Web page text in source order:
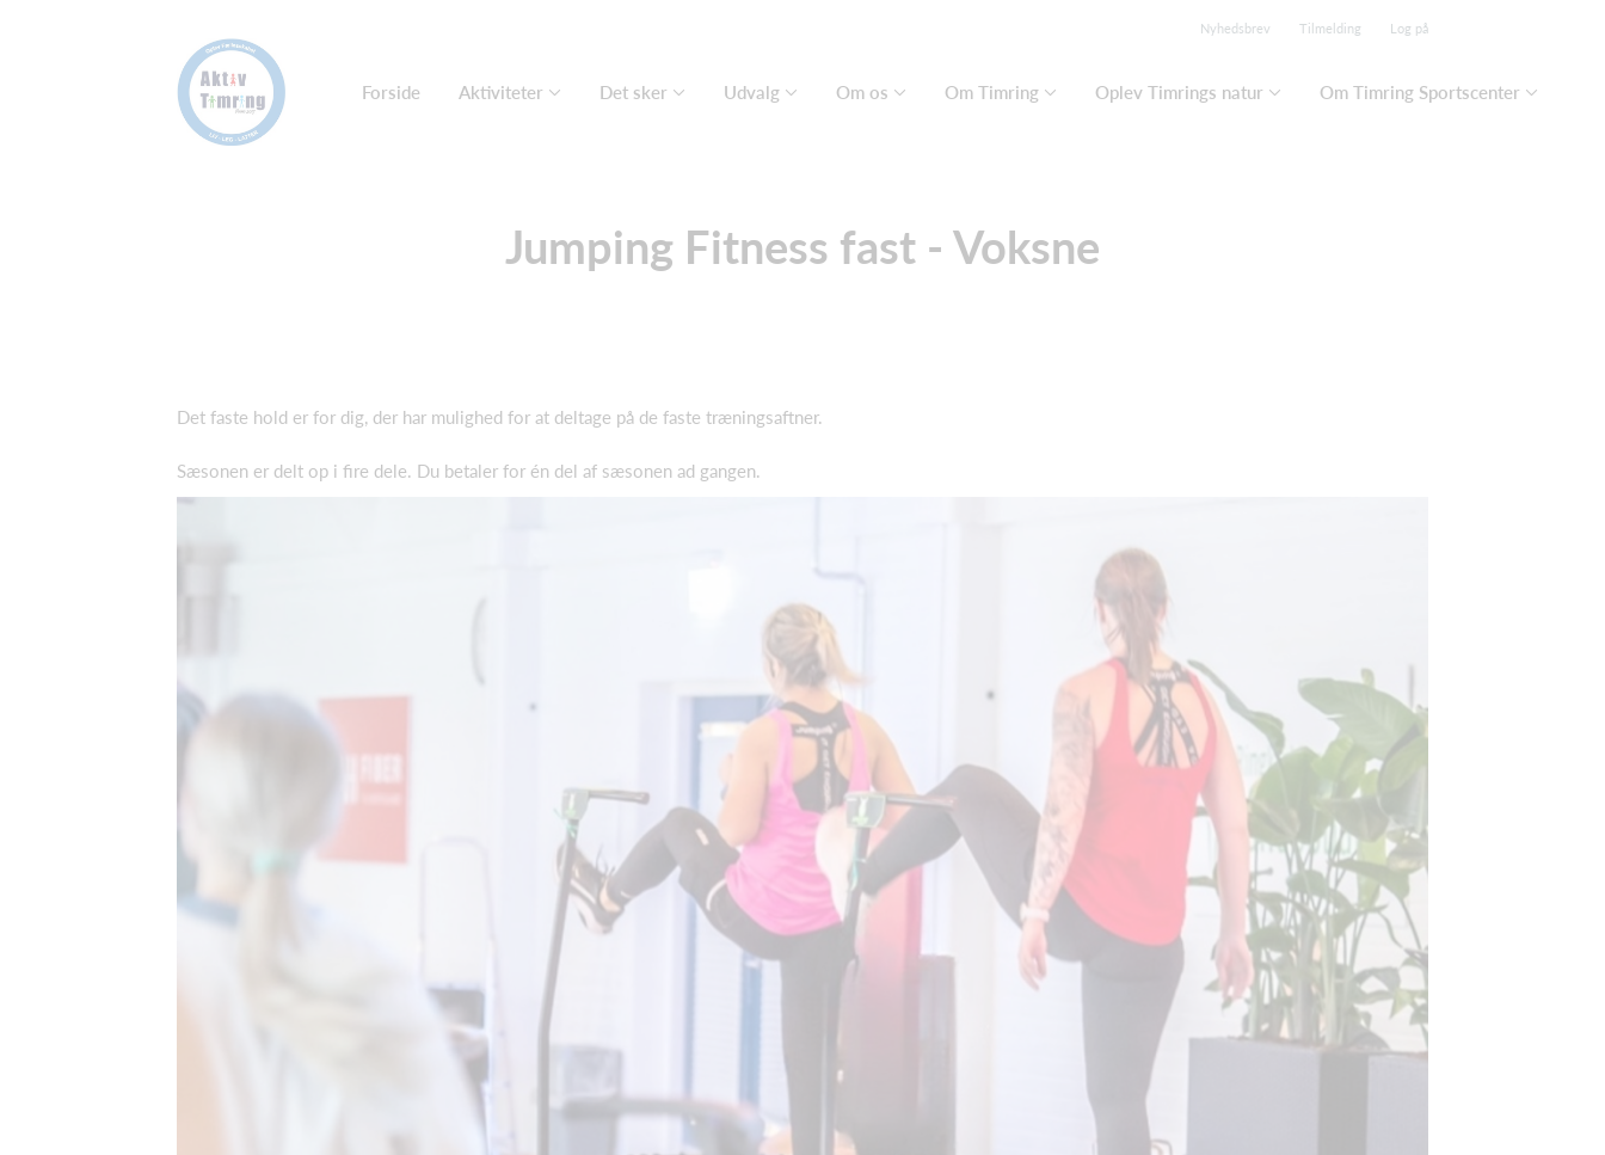
Nyhedsbrev Tilmelding Log på
Forside Aktiviteter Det sker Udvalg Om os Om Timring Oplev Timrings natur Om Timring Sportscenter
Jumping Fitness fast - Voksne
Det faste hold er for dig, der har mulighed for at deltage på de faste træningsaftner.
Sæsonen er delt op i fire dele. Du betaler for én del af sæsonen ad gangen.